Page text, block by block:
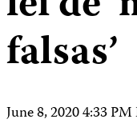
falsas’
June 8, 2020 4:33